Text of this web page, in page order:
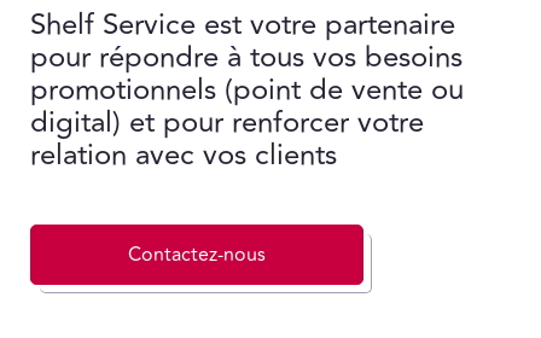
Shelf Service est votre partenaire
pour répondre à tous vos besoins
promotionnels (point de vente ou
digital) et pour renforcer votre
relation avec vos clients
Contactez-nous